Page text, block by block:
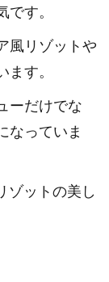
す。
風リゾットや
す。
ーだけでな
なっていま
ゾットの美し